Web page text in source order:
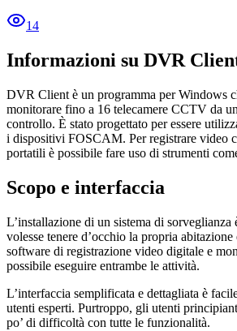
14
Informazioni su DVR
DVR Client è un programma per Windows
monitorare fino a 16 telecamere CCTV da
controllo. È stato progettato per essere
i dispositivi FOSCAM. Per registrare video
portatili è possibile fare uso di strumenti
Scopo e interfaccia
L’installazione di un sistema di sorveglianza
volesse tenere d’occhio la propria
software di registrazione video digitale e
possibile eseguire entrambe le attività.
L’interfaccia semplificata e dettagliata è
utenti esperti. Purtroppo, gli utenti
po’ di difficoltà con tutte le funzionalità.